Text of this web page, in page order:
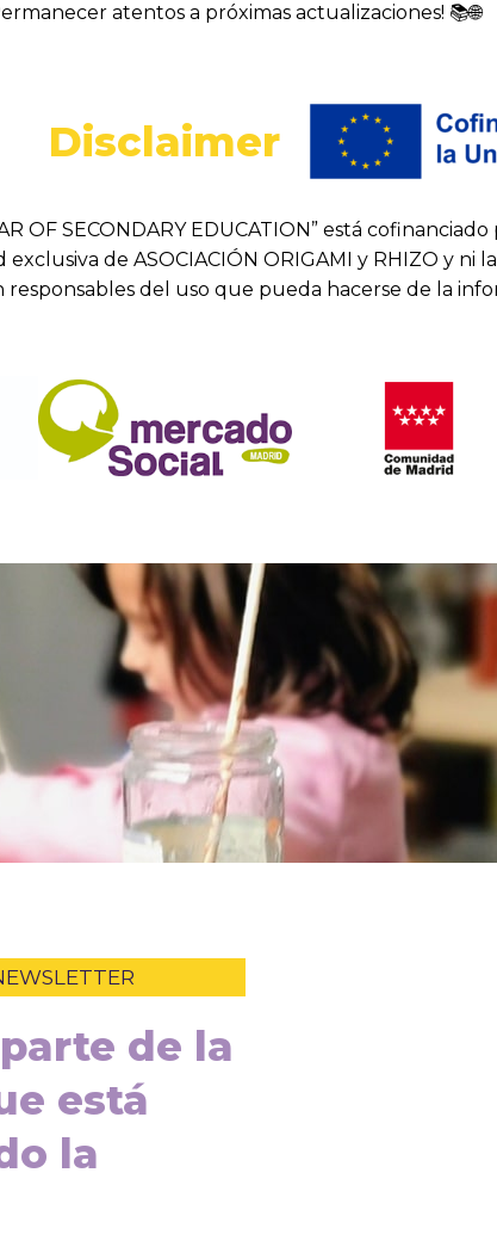
atentos a próximas actualizaciones! 📚🌐
Disclaimer
OF SECONDARY EDUCATION” está
de ASOCIACIÓN ORIGAMI y RHIZO y ni
responsables del uso que pueda hacerse de la
de la
está
la